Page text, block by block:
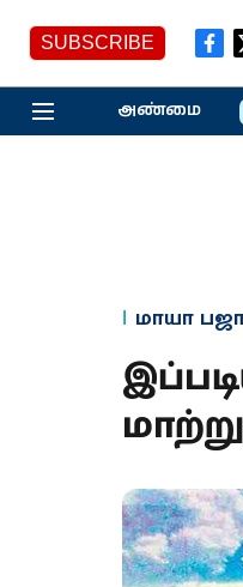
SUBSCRIBE
அண்மை
மாயா